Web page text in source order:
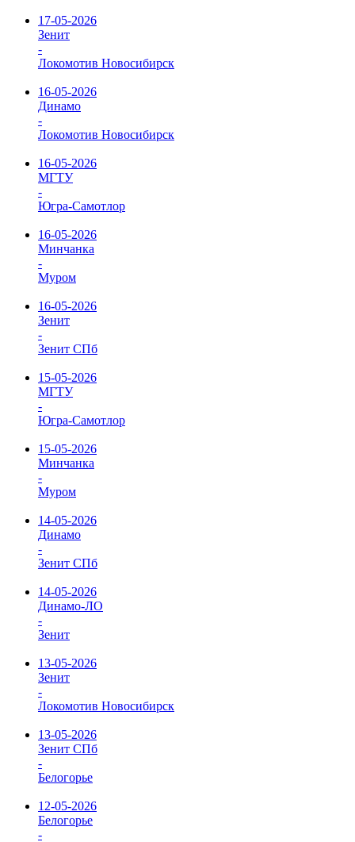
17-05-2026
Зенит
-
Локомотив Новосибирск
16-05-2026
Динамо
-
Локомотив Новосибирск
16-05-2026
МГТУ
-
Югра-Самотлор
16-05-2026
Минчанка
-
Муром
16-05-2026
Зенит
-
Зенит СПб
15-05-2026
МГТУ
-
Югра-Самотлор
15-05-2026
Минчанка
-
Муром
14-05-2026
Динамо
-
Зенит СПб
14-05-2026
Динамо-ЛО
-
Зенит
13-05-2026
Зенит
-
Локомотив Новосибирск
13-05-2026
Зенит СПб
-
Белогорье
12-05-2026
Белогорье
-